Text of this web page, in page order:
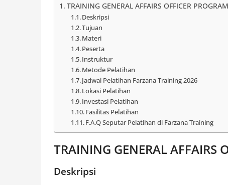
TRAINING GENERAL AFFAIRS OFFICER PROGRAM
Deskripsi
Tujuan
Materi
Peserta
Instruktur
Metode Pelatihan
Jadwal Pelatihan Farzana Training 2026
Lokasi Pelatihan
Investasi Pelatihan
Fasilitas Pelatihan
F.A.Q Seputar Pelatihan di Farzana Training
TRAINING GENERAL AFFAIRS
Deskripsi